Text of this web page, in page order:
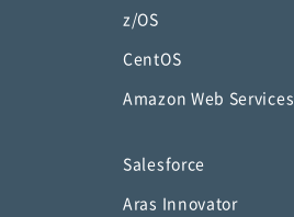
z/OS
CentOS
Amazon Web Services
Salesforce
Aras Innovator